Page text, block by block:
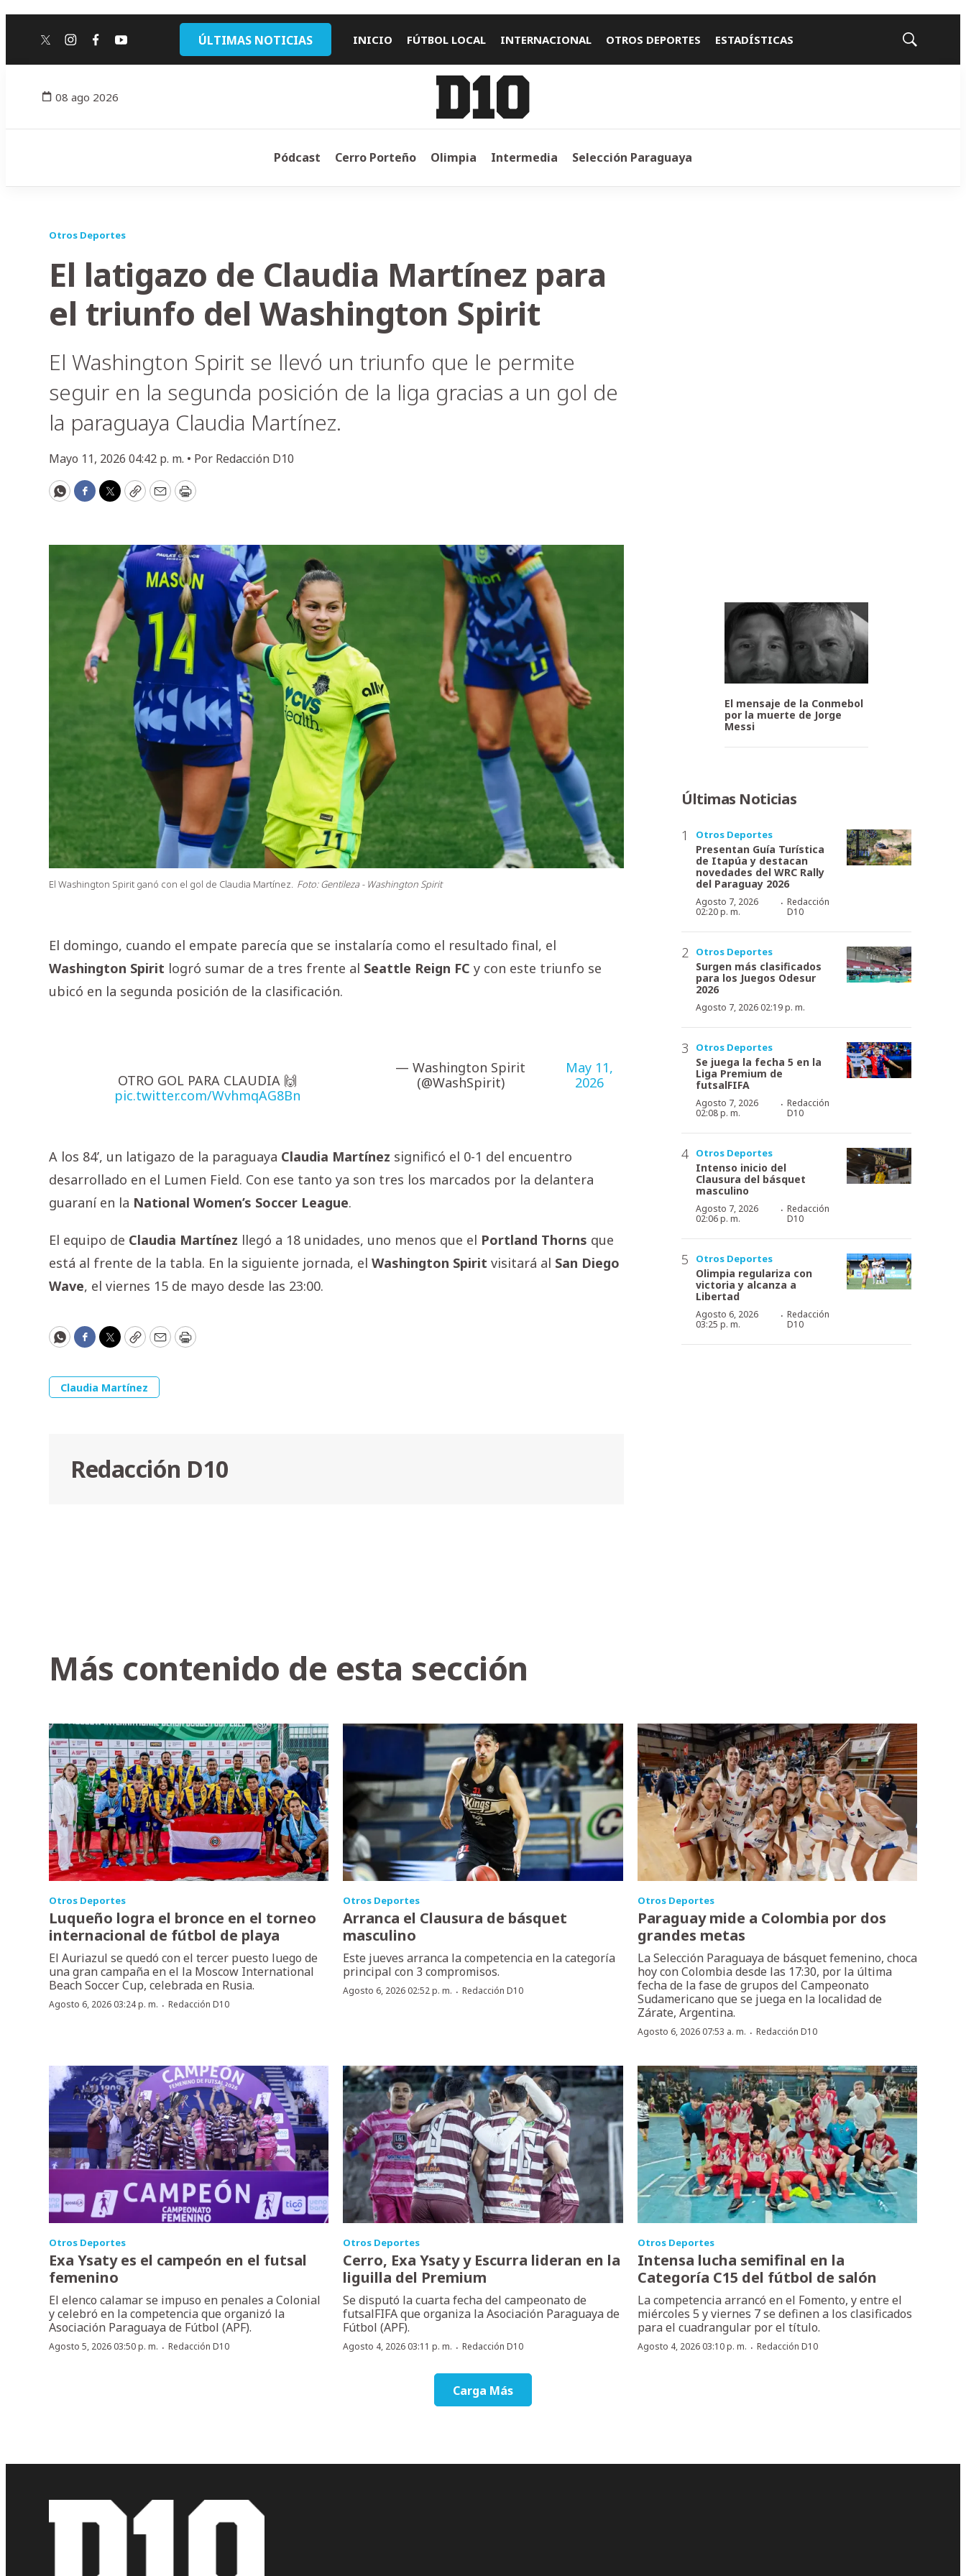
twitterinstagram
facebook
youtube ÚLTIMAS NOTICIAS INICIO FÚTBOL LOCAL INTERNACIONAL OTROS DEPORTES ESTADÍSTICAS
Mostrar
08 ago 2026
Pódcast Cerro Porteño Olimpia Intermedia Selección Paraguaya
Otros Deportes
El latigazo de Claudia Martínez para
el triunfo del Washington Spirit
El Washington Spirit se llevó un triunfo que le permite
seguir en la segunda posición de la liga gracias a un gol de
la paraguaya Claudia Martínez.
Mayo 11, 2026 04:42 p. m. • Por Redacción D10
WhatsApp
Facebook
Twitter
CopyEmailPrint
El Washington Spirit ganó con el gol de Claudia Martínez. Foto: Gentileza - Washington Spirit
El domingo, cuando el empate parecía que se instalaría como el resultado final, el
Washington Spirit logró sumar de a tres frente al Seattle Reign FC y con este triunfo se
ubicó en la segunda posición de la clasificación.
OTRO GOL PARA CLAUDIA 🙌
pic.twitter.com/WvhmqAG8Bn
— Washington Spirit
(@WashSpirit)
May 11,
2026
A los 84’, un latigazo de la paraguaya Claudia Martínez significó el 0-1 del encuentro
desarrollado en el Lumen Field. Con ese tanto ya son tres los marcados por la delantera
guaraní en la National Women’s Soccer League.
El equipo de Claudia Martínez llegó a 18 unidades, uno menos que el Portland Thorns que
está al frente de la tabla. En la siguiente jornada, el Washington Spirit visitará al San Diego
Wave, el viernes 15 de mayo desde las 23:00.
WhatsApp
Facebook
Twitter
CopyEmailPrint
Claudia Martínez
Redacción D10
El mensaje de la Conmebol
por la muerte de Jorge
Messi
Últimas Noticias
Otros Deportes
Presentan Guía Turística
de Itapúa y destacan
novedades del WRC Rally
del Paraguay 2026
Agosto 7, 2026
02:20 p. m.
· Redacción
D10
Otros Deportes
Surgen más clasificados
para los Juegos Odesur
2026
Agosto 7, 2026 02:19 p. m.
Otros Deportes
Se juega la fecha 5 en la
Liga Premium de
futsalFIFA
Agosto 7, 2026
02:08 p. m.
· Redacción
D10
Otros Deportes
Intenso inicio del
Clausura del básquet
masculino
Agosto 7, 2026
02:06 p. m.
· Redacción
D10
Otros Deportes
Olimpia regulariza con
victoria y alcanza a
Libertad
Agosto 6, 2026
03:25 p. m.
· Redacción
D10
Más contenido de esta sección
Otros Deportes
Luqueño logra el bronce en el torneo
internacional de fútbol de playa
El Auriazul se quedó con el tercer puesto luego de
una gran campaña en el la Moscow International
Beach Soccer Cup, celebrada en Rusia.
Agosto 6, 2026 03:24 p. m. · Redacción D10
Otros Deportes
Arranca el Clausura de básquet
masculino
Este jueves arranca la competencia en la categoría
principal con 3 compromisos.
Agosto 6, 2026 02:52 p. m. ·Redacción D10
Otros Deportes
Paraguay mide a Colombia por dos
grandes metas
La Selección Paraguaya de básquet femenino, choca
hoy con Colombia desde las 17:30, por la última
fecha de la fase de grupos del Campeonato
Sudamericano que se juega en la localidad de
Zárate, Argentina.
Agosto 6, 2026 07:53 a. m. · Redacción D10
Otros Deportes
Exa Ysaty es el campeón en el futsal
femenino
El elenco calamar se impuso en penales a Colonial
y celebró en la competencia que organizó la
Asociación Paraguaya de Fútbol (APF).
Agosto 5, 2026 03:50 p. m. · Redacción D10
Otros Deportes
Cerro, Exa Ysaty y Escurra lideran en la
liguilla del Premium
Se disputó la cuarta fecha del campeonato de
futsalFIFA que organiza la Asociación Paraguaya de
Fútbol (APF).
Agosto 4, 2026 03:11 p. m. ·Redacción D10
Otros Deportes
Intensa lucha semifinal en la
Categoría C15 del fútbol de salón
La competencia arrancó en el Fomento, y entre el
miércoles 5 y viernes 7 se definen a los clasificados
para el cuadrangular por el título.
Agosto 4, 2026 03:10 p. m. · Redacción D10
Carga Más